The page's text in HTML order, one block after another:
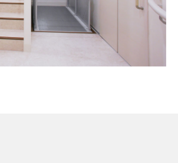
リ
ア
フ
ー
施
工
例